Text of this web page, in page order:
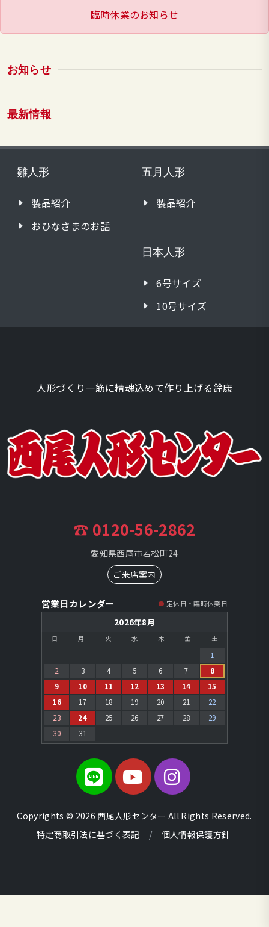
臨時休業のお知らせ
お知らせ
最新情報
雛人形
製品紹介
おひなさまのお話
五月人形
製品紹介
日本人形
6号サイズ
10号サイズ
人形づくり一筋に精魂込めて作り上げる鈴康
☎ 0120-56-2862
愛知県西尾市若松町24
ご来店案内
営業日カレンダー 定休日・臨時休業日
2026年8月
日 月 火 水 木 金 土
1
2
3 4 5 6 7
8
9
10 11 12 13 14
15
16
17 18 19 20 21
22
23
24 25 26 27 28
29
30
31
Copyrights © 2026 西尾人形センター All Rights Reserved.
特定商取引法に基づく表記
/ 個人情報保護方針